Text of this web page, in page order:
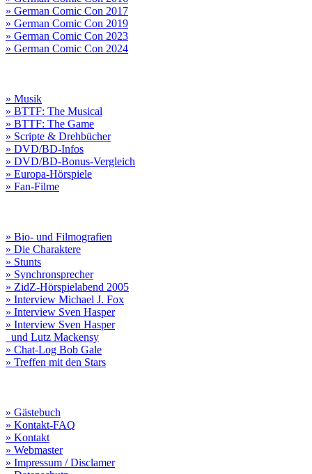
» German Comic Con 2017
» German Comic Con 2019
» German Comic Con 2023
» German Comic Con 2024
» Musik
» BTTF: The Musical
» BTTF: The Game
» Scripte & Drehbücher
» DVD/BD-Infos
» DVD/BD-Bonus-Vergleich
» Europa-Hörspiele
» Fan-Filme
» Bio- und Filmografien
» Die Charaktere
» Stunts
» Synchronsprecher
» ZidZ-Hörspielabend 2005
» Interview Michael J. Fox
» Interview Sven Hasper
» Interview Sven Hasper
und Lutz Mackensy
» Chat-Log Bob Gale
» Treffen mit den Stars
» Gästebuch
» Kontakt-FAQ
» Kontakt
» Webmaster
» Impressum / Disclamer